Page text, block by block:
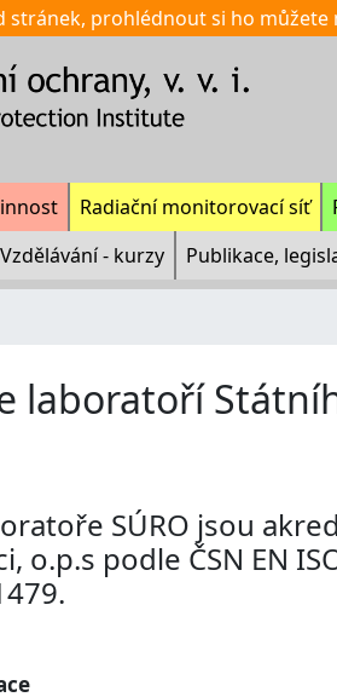
stránek, prohlédnout si ho můžete
Radiační monitorovací síť
Vzdělávání - kurzy Publikace,
laboratoří
SÚRO jsou
o.p.s podle ČSN EN